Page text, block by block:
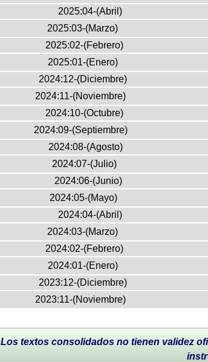
2025:04-(Abril)
2025:03-(Marzo)
2025:02-(Febrero)
2025:01-(Enero)
2024:12-(Diciembre)
2024:11-(Noviembre)
2024:10-(Octubre)
2024:09-(Septiembre)
2024:08-(Agosto)
2024:07-(Julio)
2024:06-(Junio)
2024:05-(Mayo)
2024:04-(Abril)
2024:03-(Marzo)
2024:02-(Febrero)
2024:01-(Enero)
2023:12-(Diciembre)
2023:11-(Noviembre)
Los textos consolidados no tienen validez